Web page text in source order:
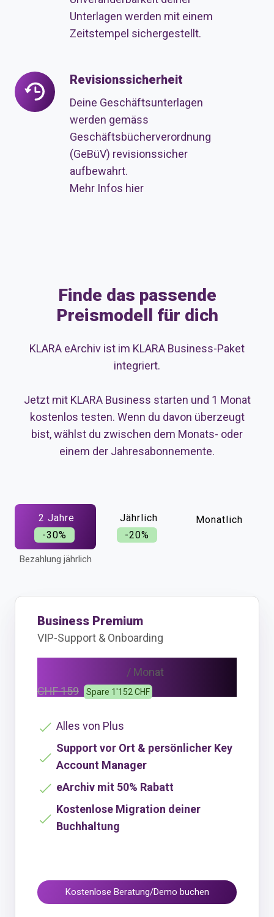
Unterlagen werden mit einem
Zeitstempel sichergestellt.
Revisionssicherheit
Deine Geschäftsunterlagen
werden gemäss
Geschäftsbücherverordnung
(GeBüV) revisionssicher
aufbewahrt.
Mehr Infos hier
Revisionssicherheit
Finde das passende
Preismodell für dich
KLARA eArchiv ist im KLARA Business-Paket
integriert.
Jetzt mit KLARA Business starten und 1 Monat
kostenlos testen. Wenn du davon überzeugt
bist, wählst du zwischen dem Monats- oder
einem der Jahresabonnemente.
2 Jahre
-30%
Bezahlung jährlich
Jährlich
-20%
Monatlich
Business Premium
VIP-Support & Onboarding
/ Monat
CHF 159
Spare 1'152 CHF
Alles von Plus
Support vor Ort & persönlicher Key
Account Manager
eArchiv mit 50% Rabatt
Kostenlose Migration deiner
Buchhaltung
Kostenlose Beratung/Demo buchen